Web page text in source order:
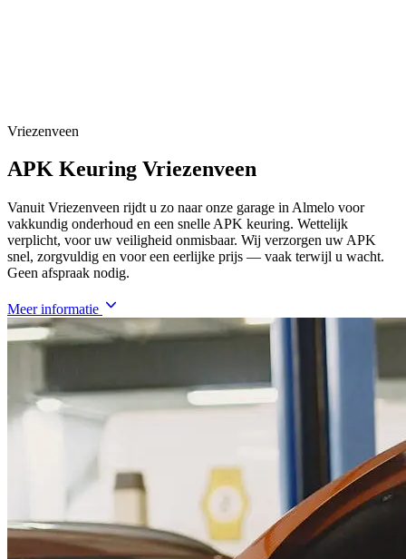
Vriezenveen
APK Keuring Vriezenveen
Vanuit Vriezenveen rijdt u zo naar onze garage in Almelo voor
vakkundig onderhoud en een snelle APK keuring. Wettelijk
verplicht, voor uw veiligheid onmisbaar. Wij verzorgen uw APK
snel, zorgvuldig en voor een eerlijke prijs — vaak terwijl u wacht.
Geen afspraak nodig.
Meer informatie